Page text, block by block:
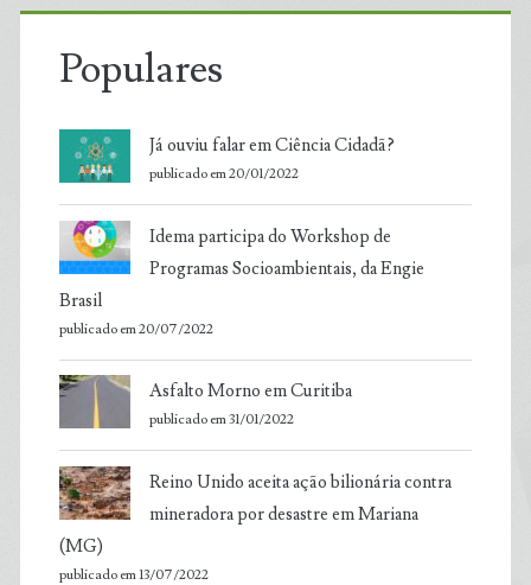
Populares
Já ouviu falar em Ciência Cidadã?
publicado em 20/01/2022
Idema participa do Workshop de
Programas Socioambientais, da Engie
Brasil
publicado em 20/07/2022
Asfalto Morno em Curitiba
publicado em 31/01/2022
Reino Unido aceita ação bilionária contra
mineradora por desastre em Mariana
(MG)
publicado em 13/07/2022